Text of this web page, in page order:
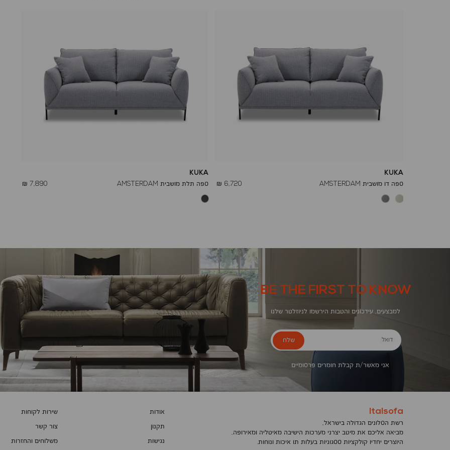
KUKA
ספה דו מושבית AMSTERDAM
החל
6,720 ₪
KUKA
ספה תלת מושבית AMSTERDAM
החל
7,890 ₪
BE THE FIRST TO KNOW
למבצעים, עידכונים והטבות הירשמו לניוזלטר שלנו
דואל
אני מאשר/ת קבלת חומרים פרסומיים
שלח
Italsofa
רשת הסלונים הגדולה בישראל,
מביאה אליכם את מיטב יצרני מערכות הישיבה מאיטליה ומאירופה,
היוצרים יחדיו קולקציות ססגוניות בעלות תו איכות ונוחות.
אודות
תקנון
נגישות
שירות לקוחות
צור קשר
משלוחים והחזרות